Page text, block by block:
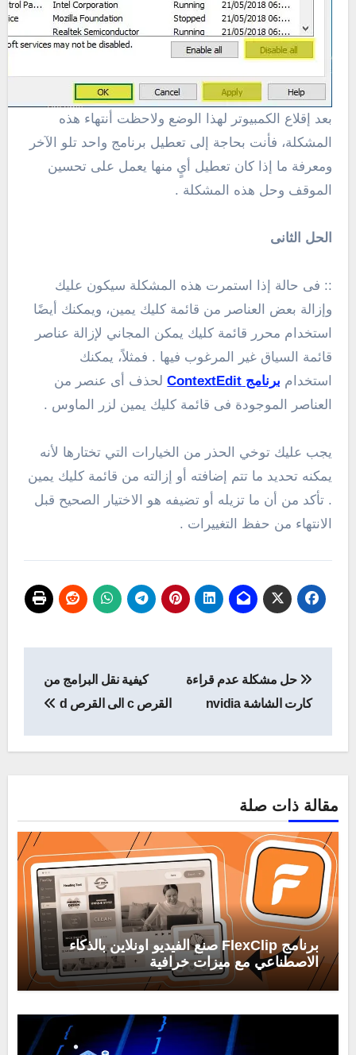
بعد إقلاع الكمبيوتر لهذا الوضع ولاحظت أنتهاء هذه
المشكلة، فأنت بحاجة إلى تعطيل برنامج واحد تلو الآخر
ومعرفة ما إذا كان تعطيل أيٍ منها يعمل على تحسين
الموقف وحل هذه المشكلة .
الحل الثانى
:: فى حالة إذا استمرت هذه المشكلة سيكون عليك
وإزالة بعض العناصر من قائمة كليك يمين، ويمكنك أيضًا
استخدام محرر قائمة كليك يمكن المجاني لإزالة عناصر
قائمة السياق غير المرغوب فيها . فمثلاً، يمكنك
استخدام برنامج ContextEdit
لحذف أى عنصر من
العناصر الموجودة فى قائمة كليك يمين لزر الماوس .
يجب عليك توخي الحذر من الخيارات التي تختارها لأنه
يمكنه تحديد ما تتم إضافته أو إزالته من قائمة كليك يمين
. تأكد من أن ما تزيله أو تضيفه هو الاختيار الصحيح قبل
الانتهاء من حفظ التغييرات .
المقالات
حل مشكلة عدم قراءة
كارت الشاشة nvidia
كيفية نقل البرامج من
القرص c الى القرص d
مقالة ذات صلة
برنامج FlexClip صنع الفيديو اونلاين بالذكاء
الاصطناعي مع ميزات خرافية